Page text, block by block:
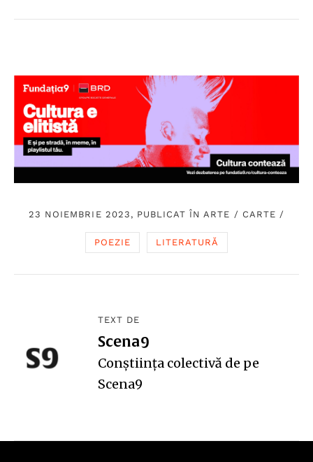
23 NOIEMBRIE 2023, PUBLICAT ÎN ARTE / CARTE /
POEZIE LITERATURĂ
TEXT DE
Scena9
Conștiința colectivă de pe
Scena9